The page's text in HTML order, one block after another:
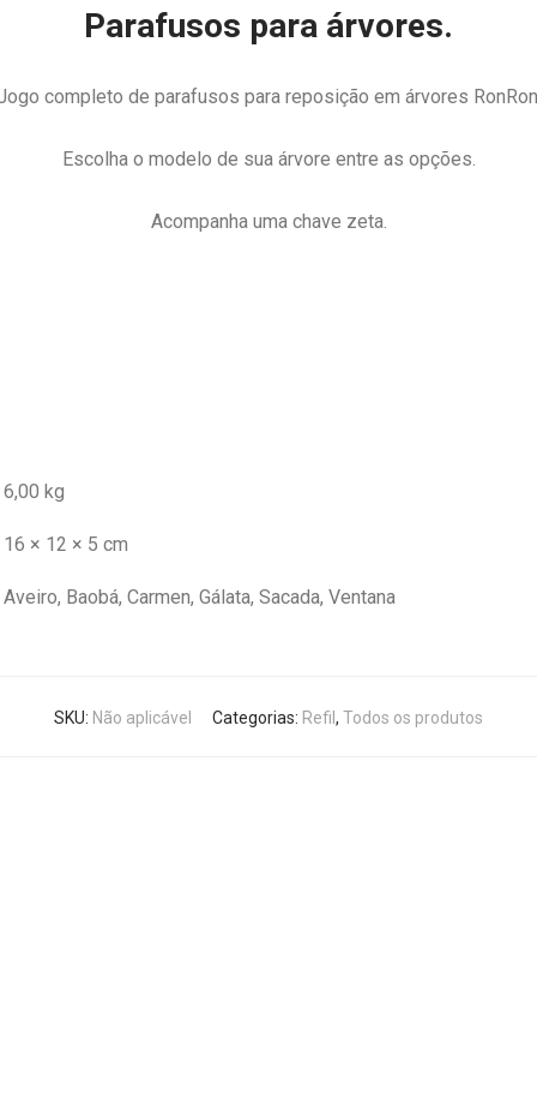
Parafusos para árvores.
completo de parafusos para reposição em árvores
Escolha o modelo de sua árvore entre as opções.
Acompanha uma chave zeta.
6,00 kg
16 × 12 × 5 cm
Aveiro, Baobá, Carmen, Gálata, Sacada, Ventana
SKU: Não aplicável Categorias: Refil , Todos os produtos